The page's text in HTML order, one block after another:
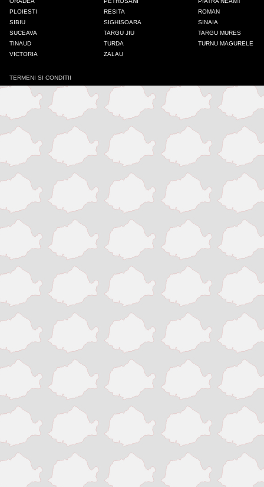
Odorheiu Secuiesc
Onesti
Oradea
Petrosani
Piatra Neamt
Pitesti
Ploiesti
Roman
Sibiu
Sighisoara
PLOIESTI
RESITA
ROMAN
SIBIU
SIGHISOARA
SINAIA
SUCEAVA
TARGU JIU
TARGU MURES
TINAUD
TURDA
TURNU MAGURELE
VICTORIA
ZALAU
TERMENI SI CONDITII